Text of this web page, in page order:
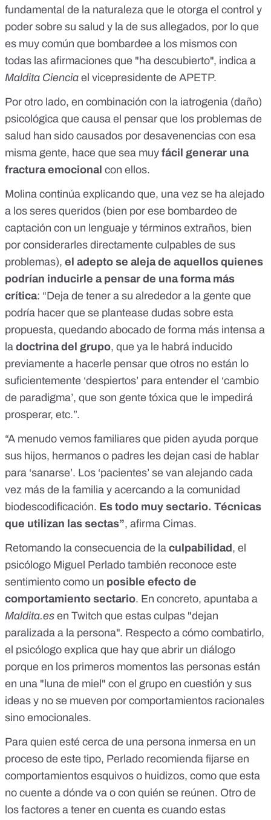
fundamental de la naturaleza que le otorga el control y
poder sobre su salud y la de sus allegados, por lo que
es muy común que bombardee a los mismos con
todas las afirmaciones que "ha descubierto", indica a
Maldita Ciencia el vicepresidente de APETP.
Por otro lado, en combinación con la iatrogenia (daño)
psicológica que causa el pensar que los problemas de
salud han sido causados por desavenencias con esa
misma gente, hace que sea muy fácil generar una
fractura emocional con ellos.
Molina continúa explicando que, una vez se ha alejado
a los seres queridos (bien por ese bombardeo de
captación con un lenguaje y términos extraños, bien
por considerarles directamente culpables de sus
problemas), el adepto se aleja de aquellos quienes
podrían inducirle a pensar de una forma más
crítica: “Deja de tener a su alrededor a la gente que
podría hacer que se plantease dudas sobre esta
propuesta, quedando abocado de forma más intensa a
la doctrina del grupo, que ya le habrá inducido
previamente a hacerle pensar que otros no están lo
suficientemente ‘despiertos’ para entender el ‘cambio
de paradigma’, que son gente tóxica que le impedirá
prosperar, etc.”.
“A menudo vemos familiares que piden ayuda porque
sus hijos, hermanos o padres les dejan casi de hablar
para ‘sanarse’. Los ‘pacientes’ se van alejando cada
vez más de la familia y acercando a la comunidad
biodescodificación. Es todo muy sectario. Técnicas
que utilizan las sectas”, afirma Cimas.
Retomando la consecuencia de la culpabilidad , el
psicólogo Miguel Perlado también reconoce este
sentimiento como un posible efecto de
comportamiento sectario. En concreto, apuntaba a
Maldita.es en Twitch que estas culpas "dejan
paralizada a la persona". Respecto a cómo combatirlo,
el psicólogo explica que hay que abrir un diálogo
porque en los primeros momentos las personas están
en una "luna de miel" con el grupo en cuestión y sus
ideas y no se mueven por comportamientos racionales
sino emocionales.
Para quien esté cerca de una persona inmersa en un
proceso de este tipo, Perlado recomienda fijarse en
comportamientos esquivos o huidizos, como que esta
no cuente a dónde va o con quién se reúnen. Otro de
los factores a tener en cuenta es cuando estas